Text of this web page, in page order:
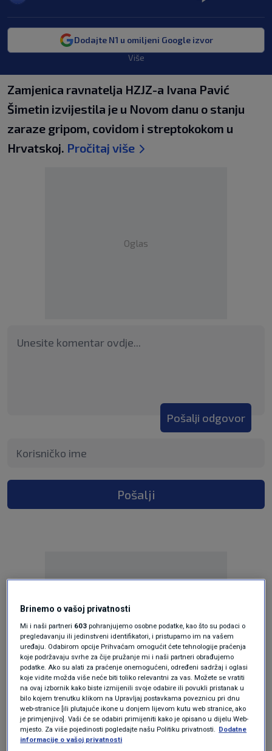
Dodajte N1 u omiljeni Google izvor
Više
Zamjenica ravnatelja HZJZ-a Ivana Pavić
Šimetin izvijestila je u Novom danu o stanju
zaraze gripom, covidom i streptokokom u
Hrvatskoj. Pročitaj više
Oglas
Pošalji odgovor
Pošalji
Oglas
Brinemo o vašoj privatnosti
Mi i naši partneri 603 pohranjujemo osobne podatke, kao što su podaci o
pregledavanju ili jedinstveni identifikatori, i pristupamo im na vašem
uređaju. Odabirom opcije Prihvaćam omogućit ćete tehnologije praćenja
koje podržavaju svrhe za čije pružanje mi i naši partneri obrađujemo
podatke. Ako su alati za praćenje onemogućeni, određeni sadržaj i oglasi
koje vidite možda više neće biti toliko relevantni za vas. Možete se vratiti
na ovaj izbornik kako biste izmijenili svoje odabire ili povukli pristanak u
bilo kojem trenutku klikom na Upravljaj postavkama poveznicu pri dnu
web-stranice [ili plutajuće ikone u donjem lijevom kutu web stranice, ako
je primjenjivo]. Vaši će se odabiri primijeniti kako je opisano u dijelu Web-
mjesto. Za više pojedinosti pogledajte našu Politiku privatnosti. Dodatne
informacije o vašoj privatnosti